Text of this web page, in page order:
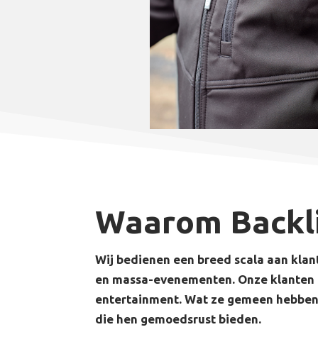
Waarom
Wij bedienen een breed scala aan
en massa-evenementen. Onze
entertainment. Wat ze gemeen
die hen gemoedsrust bieden.